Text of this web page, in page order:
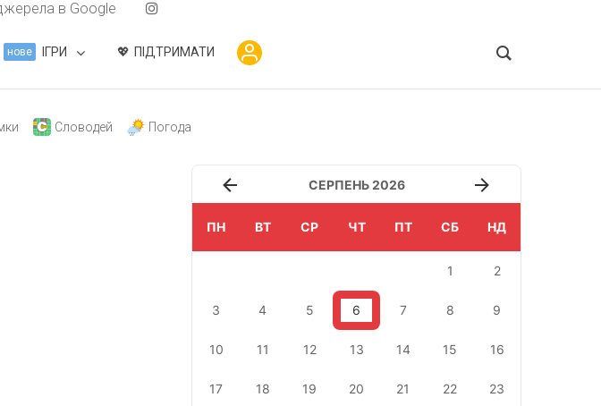
в Google
нове ІГРИ ПІДТРИМАТИ
Словодей Погода
СЕРПЕНЬ 2026
ПН ВТ СР ЧТ ПТ СБ НД
1 2
3 4 5 6 7 8 9
10 11 12 13 14 15 16
17 18 19 20 21 22 23